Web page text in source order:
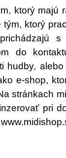
ktorý majú
ktorý
do
hudby,
e-shop,
stránkach
pri